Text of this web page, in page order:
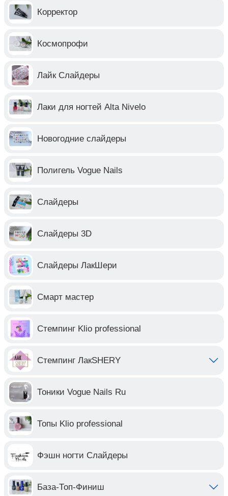
Корректор
Космопрофи
Лайк Слайдеры
Лаки для ногтей Alta Nivelo
Новогодние слайдеры
Полигель Vogue Nails
Слайдеры
Слайдеры 3D
Слайдеры ЛакШери
Смарт мастер
Стемпинг Klio professional
Стемпинг ЛакSHERY
Тоники Vogue Nails Ru
Топы Klio professional
Фэшн ногти Слайдеры
База-Топ-Финиш